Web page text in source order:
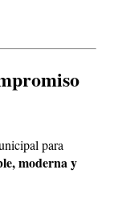
para
moderna y